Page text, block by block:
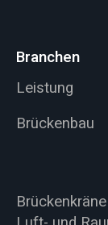
Branchen
Leistung
Brückenbau